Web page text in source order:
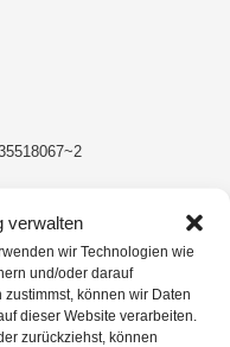
verwalten
wir Technologien wie
und/oder darauf
können wir Daten
dieser Website verarbeiten.
zurückziehst, können